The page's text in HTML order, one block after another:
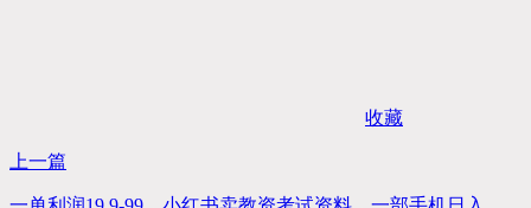
收藏
上一篇